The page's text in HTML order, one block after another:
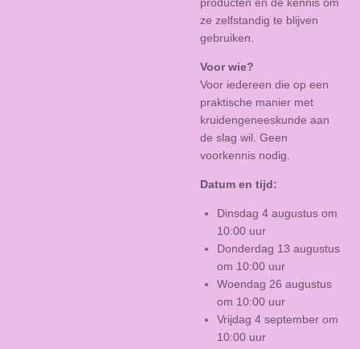
ze zelfstandig te blijven
gebruiken.
Voor wie?
Voor iedereen die op een
praktische manier met
kruidengeneeskunde aan
de slag wil. Geen
voorkennis nodig.
Datum en tijd:
Dinsdag 4 augustus om
10:00 uur
Donderdag 13 augustus
om 10:00 uur
Woendag 26 augustus
om 10:00 uur
Vrijdag 4 september om
10:00 uur